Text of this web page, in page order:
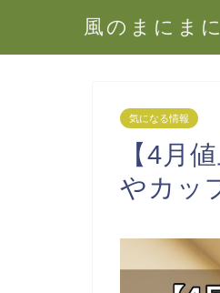
風のまにま
気になる情報
【4月
やカッ